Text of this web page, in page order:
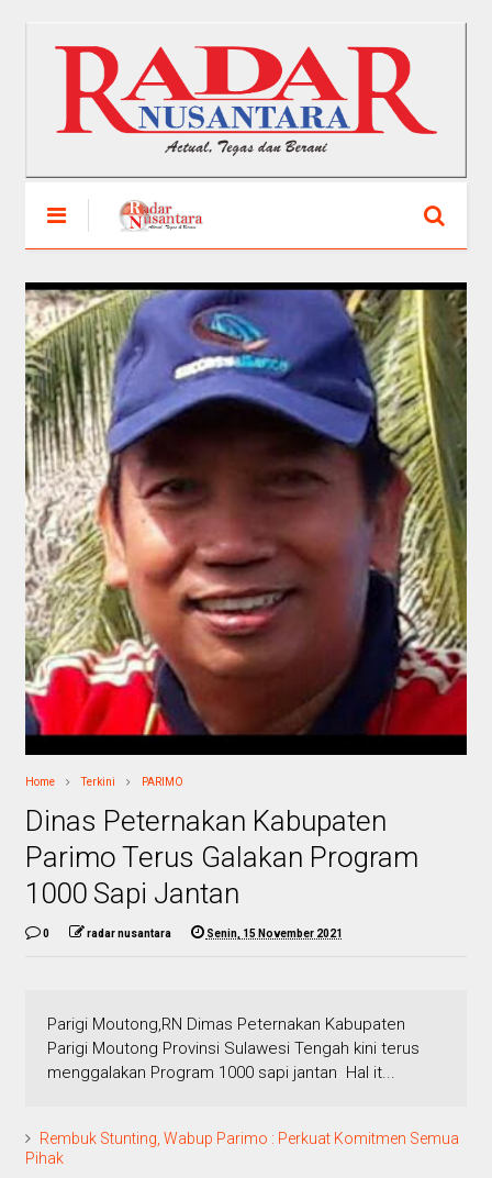
Home Terkini PARIMO
Dinas Peternakan Kabupaten
Parimo Terus Galakan Program
1000 Sapi Jantan
0 radar nusantara Senin, 15 November 2021
Parigi Moutong,RN Dimas Peternakan Kabupaten
Parigi Moutong Provinsi Sulawesi Tengah kini terus
menggalakan Program 1000 sapi jantan Hal it...
Rembuk Stunting, Wabup Parimo : Perkuat Komitmen Semua
Pihak